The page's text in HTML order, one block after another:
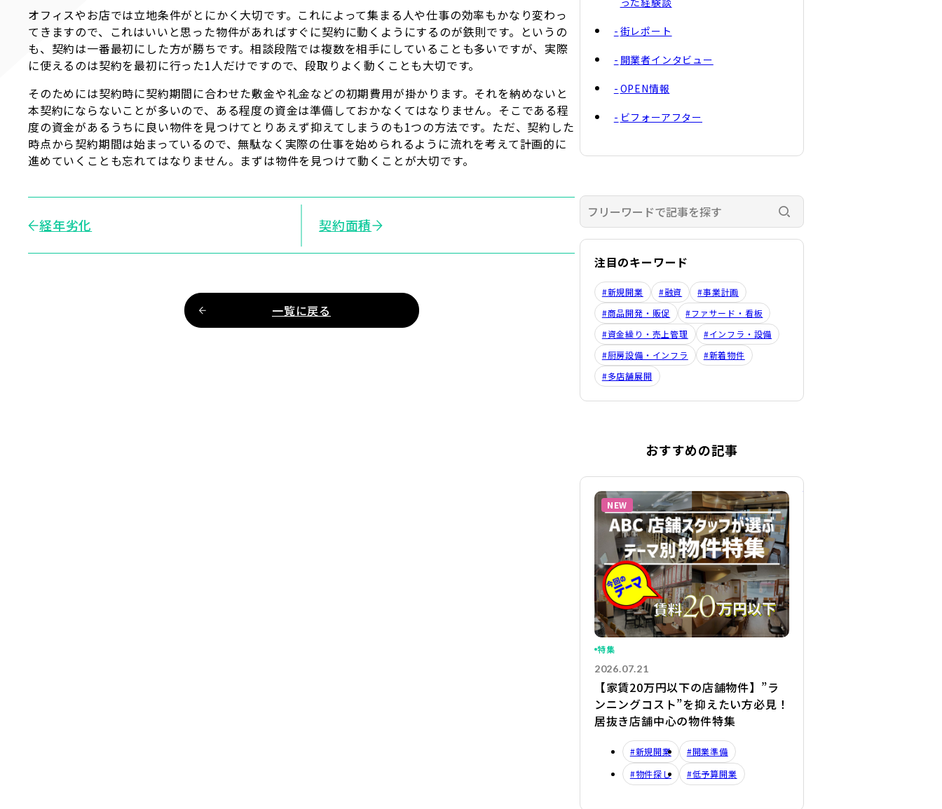
オフィスやお店では立地条件がとにかく大切です。これによって集まる人や仕事の効率もかなり変わっ
てきますので、これはいいと思った物件があればすぐに契約に動くようにするのが鉄則です。というの
も、契約は一番最初にした方が勝ちです。相談段階では複数を相手にしていることも多いですが、実際
に使えるのは契約を最初に行った1人だけですので、段取りよく動くことも大切です。
そのためには契約時に契約期間に合わせた敷金や礼金などの初期費用が掛かります。それを納めないと
本契約にならないことが多いので、ある程度の資金は準備しておかなくてはなりません。そこである程
度の資金があるうちに良い物件を見つけてとりあえず抑えてしまうのも1つの方法です。ただ、契約した
時点から契約期間は始まっているので、無駄なく実際の仕事を始められるように流れを考えて計画的に
進めていくことも忘れてはなりません。まずは物件を見つけて動くことが大切です。
経年劣化 契約面積
一覧に戻る
街レポート
開業者インタビュー
OPEN情報
ビフォーアフター
検索する
注目のキーワード
#新規開業 #融資
#事業計画
#商品開発・販促
#ファサード・看板
#資金繰り・売上管理
#インフラ・設備
#厨房設備・インフラ
#新着物件
#多店舗展開
おすすめの記事
NEW
特集
2026.07.21
【家賃20万円以下の店舗物件】”ラ
ンニングコスト”を抑えたい方必見！
居抜き店舗中心の物件特集
#新規開業
#開業準備
#物件探し
#低予算開業
詳細を見る